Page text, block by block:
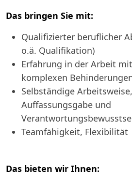
Das bringen Sie mit:
Qualifizierter beruflicher
o.ä. Qualifikation)
Erfahrung in der Arbeit
komplexen
Selbständige
Auffassungsgabe und
Teamfähigkeit, Flexibilität
Das bieten wir Ihnen: